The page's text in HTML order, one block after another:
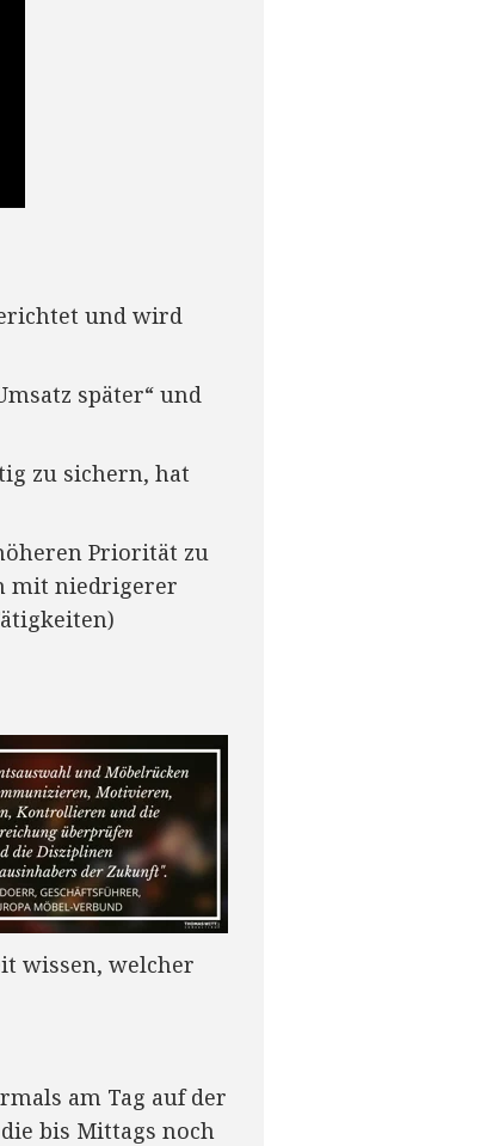
und wird
später“ und
zu sichern, hat
Priorität zu
mit niedrigerer
wissen, welcher
am Tag auf der
bis Mittags noch